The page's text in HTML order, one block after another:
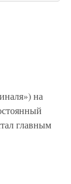
на
главным